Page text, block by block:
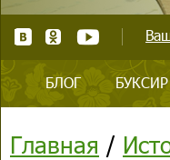
БЛОГ БУКСИР
Главная /